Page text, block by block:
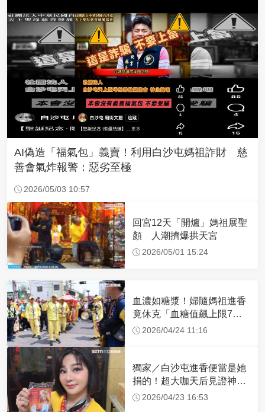
AI偽造「福氣包」義賣！利用白沙屯媽祖詐財 慈
善會氣炸報警：惡劣至極
2026/05/03 10:57
回宮12天「開爐」媽祖展聖
顏 人潮擠爆拱天宮
2026/05/01 15:24
血濃如糖漿！婦隨媽祖進香
竟休克「血糖值飆上限7
倍」 醫曝原因
2026/04/24 11:16
獨家／白沙屯進香便當是她
捐的！超大咖天后見證神
蹟 一靠近媽祖就爆哭
2026/04/23 16:53